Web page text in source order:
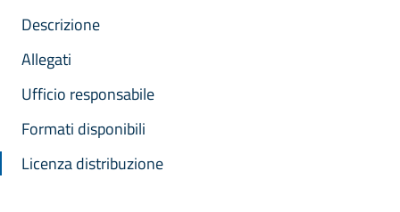
Descrizione
Allegati
Ufficio responsabile
Formati disponibili
Licenza distribuzione